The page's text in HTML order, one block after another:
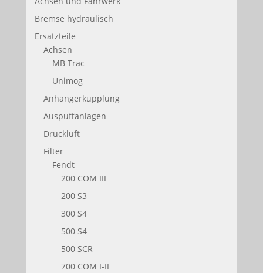
Bremse hydraulisch
Ersatzteile
Achsen
MB Trac
Unimog
Anhängerkupplung
Auspuffanlagen
Druckluft
Filter
Fendt
200 COM III
200 S3
300 S4
500 S4
500 SCR
700 COM I-II